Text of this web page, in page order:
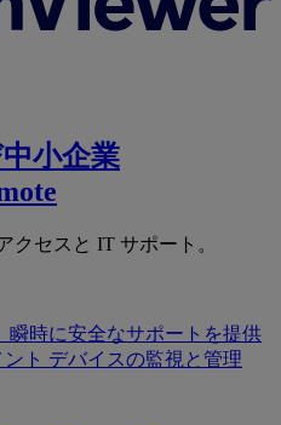
小企業
クセスと IT サポート。
瞬時に安全なサポートを提供
ト デバイスの監視と管理